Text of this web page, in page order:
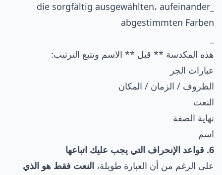
_die sorgfältig ausgewählten، aufeinander
abgestimmten Farben
هذه المكدسة ** قبل ** الاسم وتتبع الترتيب:
عبارات الجر
الظروف / الزمان / المكان
النعت
نهاية الصفة
اسم
6. قواعد الإنحراف التي يجب عليك اتباعها
على الرغم من أن العبارة طويلة، النعت فقط هو الذي